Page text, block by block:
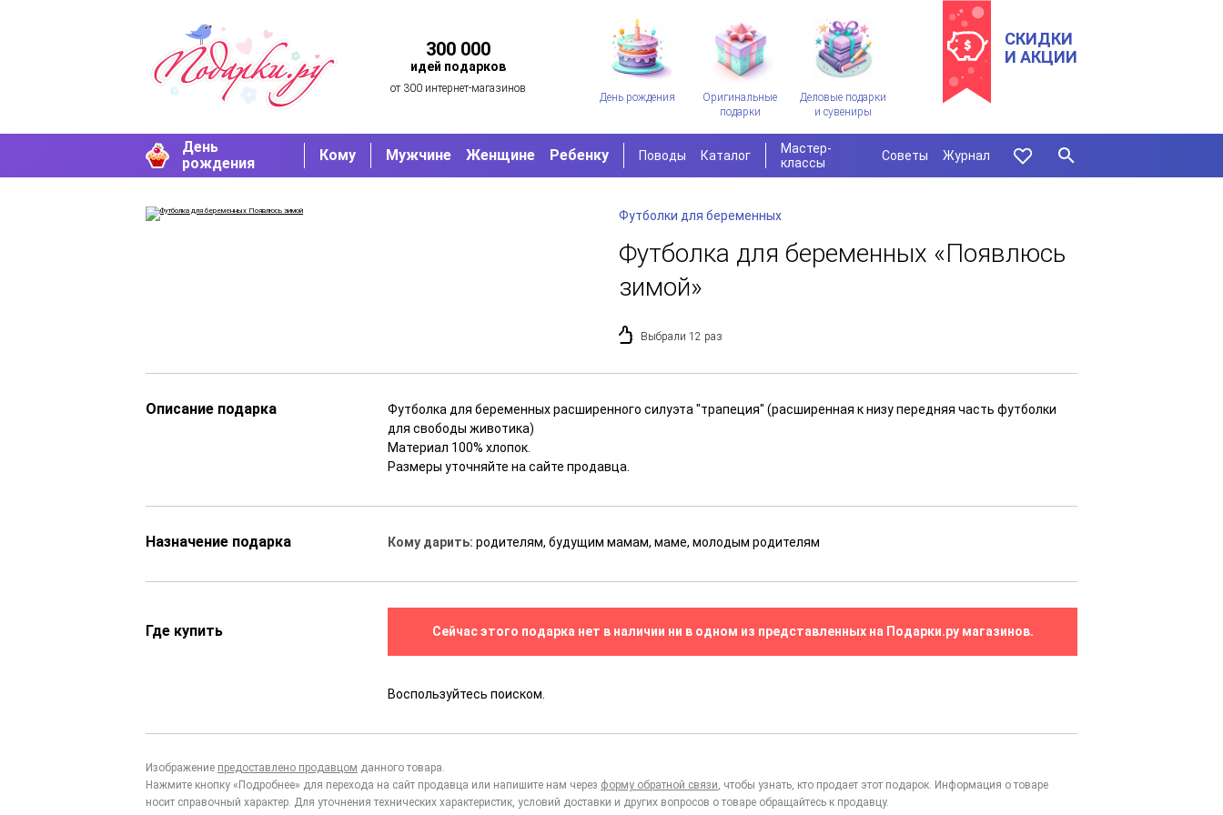
300 000
идей подарков
от 300 интернет-магазинов
День рождения
Оригинальные
подарки
Деловые подарки
и сувениры
СКИДКИ
И АКЦИИ
День
рождения
Кому Мужчине Женщине Ребенку Поводы Каталог
Мастер-
классы
Советы Журнал
Футболки для беременных
Футболка для беременных «Появлюсь
зимой»
Выбрали 12 раз
Описание подарка
Футболка для беременных расширенного силуэта "трапеция" (расширенная к низу передняя часть футболки
для свободы животика)
Материал 100% хлопок.
Размеры уточняйте на сайте продавца.
Назначение подарка Кому дарить:родителям, будущим мамам, маме, молодым родителям
Где купить Сейчас этого подарка нет в наличии ни в одном из представленных на Подарки.ру магазинов.
Воспользуйтесь поиском.
Изображение предоставлено продавцом данного товара.
Нажмите кнопку «Подробнее» для перехода на сайт продавца или напишите нам через форму обратной связи, чтобы узнать, кто продает этот подарок. Информация о товаре
носит справочный характер. Для уточнения технических характеристик, условий доставки и других вопросов о товаре обращайтесь к продавцу.